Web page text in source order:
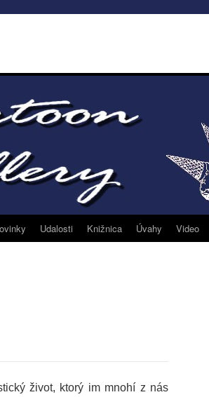
Udalosti Knižnica Úvahy Video
život, ktorý im mnohí z nás